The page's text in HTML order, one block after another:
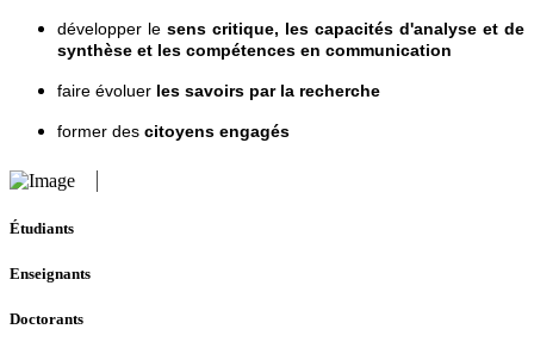
développer le sens critique, les capacités d'analyse et de
synthèse et les compétences en communication
faire évoluer les savoirs par la recherche
former des citoyens engagés
Étudiants
Enseignants
Doctorants